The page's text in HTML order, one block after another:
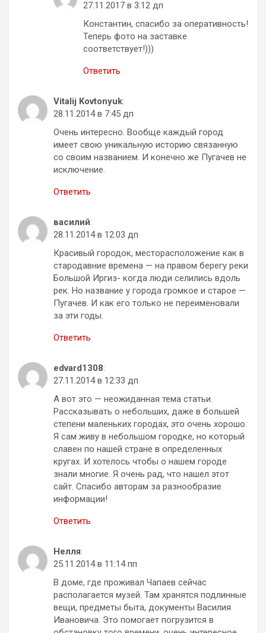
27.11.2017 в 3:12 дп
Константин, спасибо за оперативность!
Теперь фото на заставке
соответствует!)))
Ответить
Vitalij Kovtonyuk:
28.11.2014 в 7:45 дп
Очень интересно. Вообще каждый город
имеет свою уникальную историю связанную
со своим названием. И конечно же Пугачев не
исключение.
Ответить
василий:
28.11.2014 в 12:03 дп
Красивый городок, месторасположение как в
стародавние времена — на правом берегу реки
Большой Иргиз- когда люди селились вдоль
рек. Но название у города громкое и старое —
Пугачев. И как его только не переименовали
за эти годы.
Ответить
edvard1308:
27.11.2014 в 12:33 дп
А вот это — неожиданная тема статьи.
Рассказывать о небольших, даже в большей
степени маленьких городах, это очень хорошо.
Я сам живу в небольшом городке, но который
славен по нашей стране в определенных
кругах. И хотелось чтобы о нашем городе
знали многие. Я очень рад, что нашел этот
сайт. Спасибо авторам за разнообразие
информации!
Ответить
Нелля:
25.11.2014 в 11:14 пп
В доме, где проживал Чапаев сейчас
располагается музей. Там хранятся подлинные
вещи, предметы быта, документы Василия
Ивановича. Это помогает погрузится в